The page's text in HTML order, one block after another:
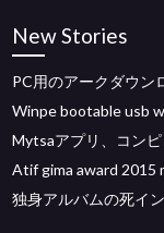
New Stories
PC用のアークダウン
Winpe bootable usb
Mytsaアプリ、コン
Atif gima award 2015
独身アルバムの死イ